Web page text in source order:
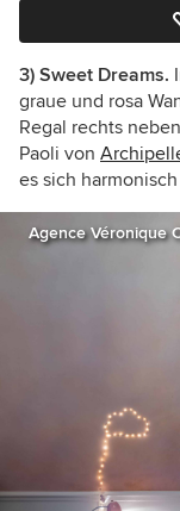
3) Sweet Dreams.
graue und rosa
Regal rechts
Paoli von
es sich
Agence Véronique